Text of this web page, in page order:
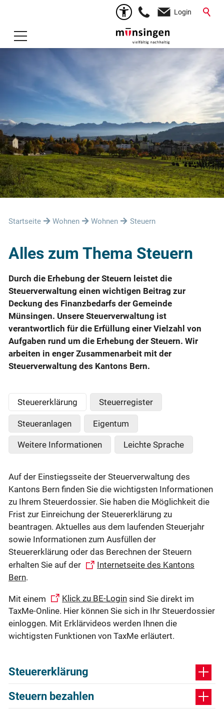
Login
Startseite Wohnen Wohnen Steuern
Alles zum Thema Steuern
Durch die Erhebung der Steuern leistet die
Steuerverwaltung einen wichtigen Beitrag zur
Deckung des Finanzbedarfs der Gemeinde
Münsingen. Unsere Steuerverwaltung ist
verantwortlich für die Erfüllung einer Vielzahl von
Aufgaben rund um die Erhebung der Steuern. Wir
arbeiten in enger Zusammenarbeit mit der
Steuerverwaltung des Kantons Bern.
Steuererklärung Steuerregister
Steueranlagen Eigentum
Weitere Informationen Leichte Sprache
Auf der Einstiegsseite der Steuerverwaltung des
Kantons Bern finden Sie die wichtigsten Informationen
zu Ihrem Steuerdossier. Sie haben die Möglichkeit die
Frist zur Einreichung der Steuererklärung zu
beantragen. Aktuelles aus dem laufenden Steuerjahr
sowie Informationen zum Ausfüllen der
Steuererklärung oder das Berechnen der Steuern
erhalten Sie auf der
Internetseite des Kantons
Bern.
Mit einem Klick zu BE-Login sind Sie direkt im
TaxMe-Online. Hier können Sie sich in Ihr Steuerdossier
einloggen. Mit Erklärvideos werden Ihnen die
wichtigsten Funktionen von TaxMe erläutert.
Steuererklärung
Steuern bezahlen